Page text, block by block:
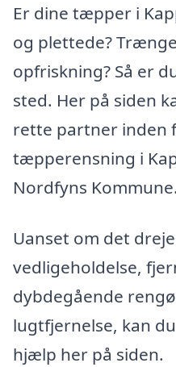
Er dine tæpper i
og plettede?
opfriskning? Så er
sted. Her på siden
rette partner inden
tæpperensning i
Nordfyns Kommune.
Uanset om det
vedligeholdelse,
dybdegående
lugtfjernelse, kan
hjælp her på siden.